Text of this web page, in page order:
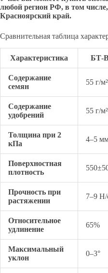
любой регион РФ, в том
Красноярский край.
Сравнительная таблица
Характеристика БТ-
Содержание
семян
55 г/м²
Содержание
удобрений
55 г/м²
Толщина при 2
кПа
4–5
Поверхностная
плотность
Прочность при
растяжении
7–9
Относительное
удлинение
65%
Максимальный
уклон
0–3°